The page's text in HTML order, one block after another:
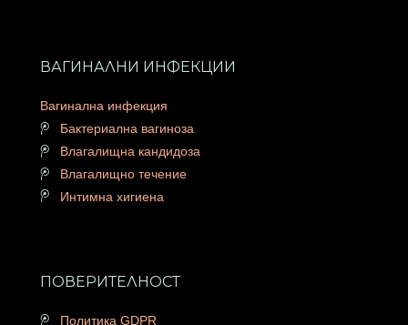
ВАГИНАЛНИ ИНФЕКЦИИ
Вагинална инфекция
Бактериална вагиноза
Влагалищна кандидоза
Влагалищно течение
Интимна хигиена
ПОВЕРИТЕЛНОСТ
Политика GDPR